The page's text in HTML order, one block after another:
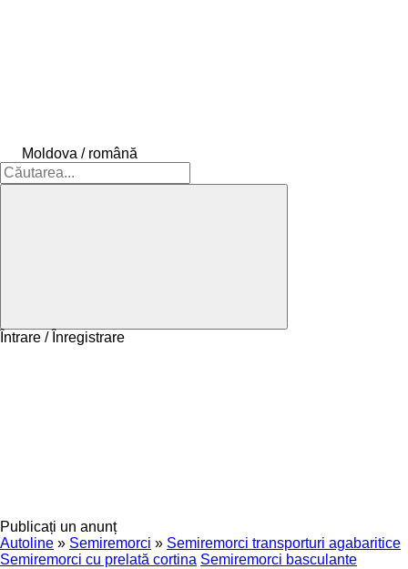
Moldova / română
Întrare / Înregistrare
Publicați un anunț
Autoline » Semiremorci » Semiremorci transporturi agabaritice
Semiremorci cu prelată cortina Semiremorci basculante